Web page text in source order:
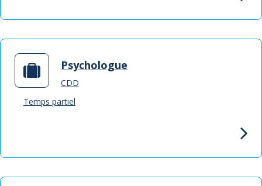
Psychologue
CDD
Temps partiel